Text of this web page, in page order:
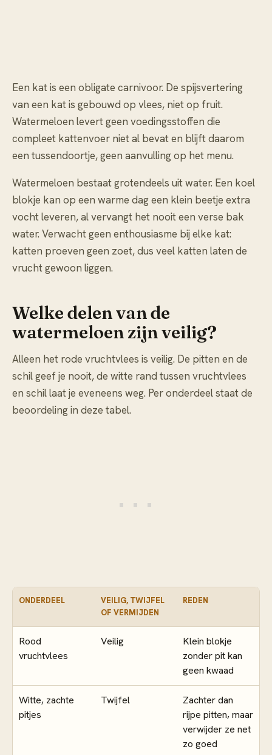
Een kat is een obligate carnivoor. De spijsvertering
van een kat is gebouwd op vlees, niet op fruit.
Watermeloen levert geen voedingsstoffen die
compleet kattenvoer niet al bevat en blijft daarom
een tussendoortje, geen aanvulling op het menu.
Watermeloen bestaat grotendeels uit water. Een koel
blokje kan op een warme dag een klein beetje extra
vocht leveren, al vervangt het nooit een verse bak
water. Verwacht geen enthousiasme bij elke kat:
katten proeven geen zoet, dus veel katten laten de
vrucht gewoon liggen.
Welke delen van de
watermeloen zijn veilig?
Alleen het rode vruchtvlees is veilig. De pitten en de
schil geef je nooit, de witte rand tussen vruchtvlees
en schil laat je eveneens weg. Per onderdeel staat de
beoordeling in deze tabel.
ONDERDEEL
VEILIG, TWIJFEL
OF VERMIJDEN
REDEN
Rood
vruchtvlees
Veilig
Klein blokje
zonder pit kan
geen kwaad
Witte, zachte
pitjes
Twijfel
Zachter dan
rijpe pitten, maar
verwijder ze net
zo goed